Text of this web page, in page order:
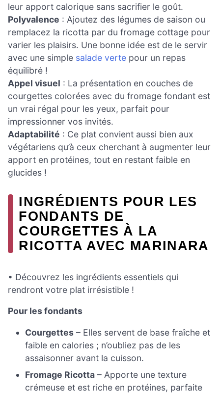
leur apport calorique sans sacrifier le goût.
Polyvalence : Ajoutez des légumes de saison ou
remplacez la ricotta par du fromage cottage pour
varier les plaisirs. Une bonne idée est de le servir
avec une simple salade verte pour un repas
équilibré !
Appel visuel : La présentation en couches de
courgettes colorées avec du fromage fondant est
un vrai régal pour les yeux, parfait pour
impressionner vos invités.
Adaptabilité : Ce plat convient aussi bien aux
végétariens qu’à ceux cherchant à augmenter leur
apport en protéines, tout en restant faible en
glucides !
INGRÉDIENTS POUR LES
FONDANTS DE
COURGETTES À LA
RICOTTA AVEC MARINARA
• Découvrez les ingrédients essentiels qui
rendront votre plat irrésistible !
Pour les fondants
Courgettes – Elles servent de base fraîche et
faible en calories ; n’oubliez pas de les
assaisonner avant la cuisson.
Fromage Ricotta – Apporte une texture
crémeuse et est riche en protéines, parfaite